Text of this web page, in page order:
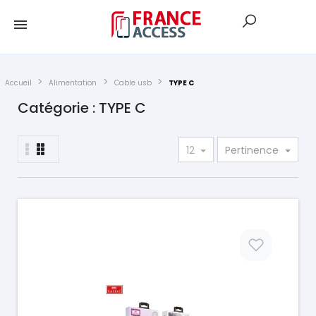
Accueil Alimentation Cable usb TYPE C
Catégorie : TYPE C
12 Pertinence